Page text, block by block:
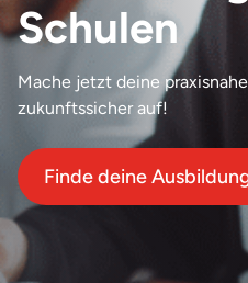
Schulen
Mache jetzt deine
zukunftssicher auf!
Finde deine
Düsseldorf
Erfurt
Flensburg
Frankfurt
Hannover
Therapie und Wellness